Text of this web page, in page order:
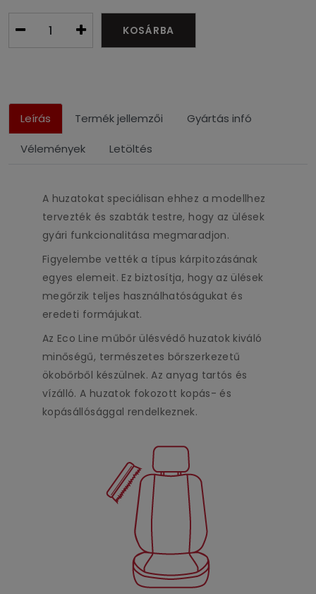
KOSÁRBA
Leírás Termék jellemzői Gyártás infó
Vélemények Letöltés
A huzatokat speciálisan ehhez a modellhez
tervezték és szabták testre, hogy az ülések
gyári funkcionalitása megmaradjon.
Figyelembe vették a típus kárpitozásának
egyes elemeit. Ez biztosítja, hogy az ülések
megőrzik teljes használhatóságukat és
eredeti formájukat.
Az Eco Line műbőr ülésvédő huzatok kiváló
minőségű, természetes bőrszerkezetű
ökobőrből készülnek. Az anyag tartós és
vízálló. A huzatok fokozott kopás- és
kopásállósággal rendelkeznek.